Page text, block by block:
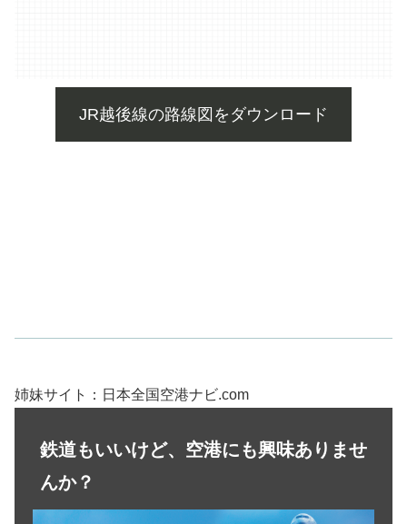
JR越後線の路線図をダウンロード
姉妹サイト：日本全国空港ナビ.com
鉄道もいいけど、空港にも興味ありませ
んか？